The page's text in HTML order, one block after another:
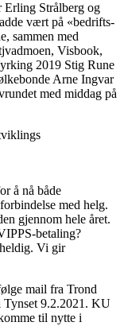
Strålberg og
vært på «bedrifts-
sammen med
Visbook,
2019 Stig Rune
Arne Ingvar
med middag på
å nå både
med helg.
gjennom hele året.
betaling?
Vi gir
mail fra Trond
Tynset 9.2.2021. KU
til nytte i